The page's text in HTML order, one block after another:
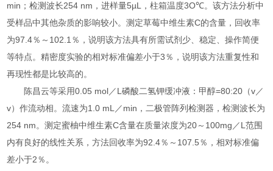
min；检测波长254 nm，进样量5µL，柱箱温度3O℃。该方法分析中
受样品中其他杂质的影响较小。测定草莓中维生素C的含量，回收率
为97.4％～102.1％，说明该方法具有所需试剂少、稳定、操作简便
等特点。精密度实验的相对标准偏差小于3％，说明该方法重复性和
再现性都是比较高的。
陈昌云等采用0.05 mol／L磷酸二氢钾缓冲液：甲醇=80:20（v／
v）作流动相。流速为1.0 mL／min，二极管阵列检测器，检测波长为
254 nm。测定蜜柚中维生素C含量在质量浓度为20～100mg／L范围
内有良好的线性关系，方法回收率为92.4％～107.5％，相对标准偏
差小于2％。